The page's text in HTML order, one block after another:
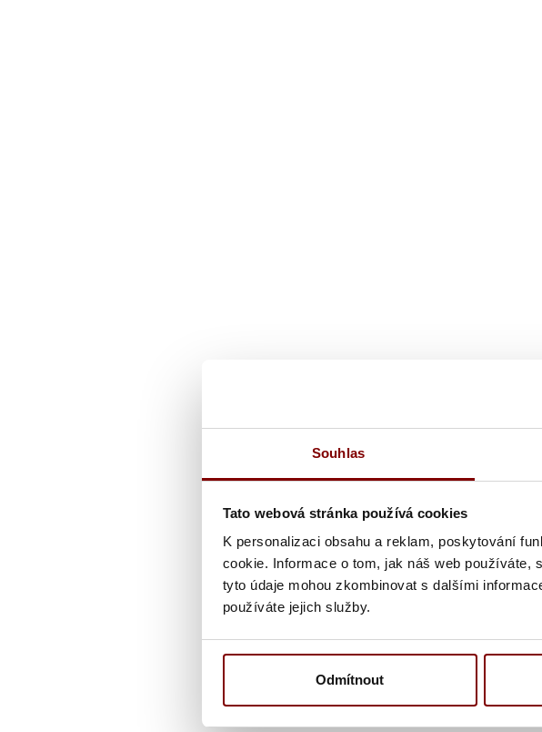
Souhlas
Tato webová stránka používá cookies
K personalizaci obsahu a reklam, poskytování
cookie. Informace o tom, jak náš web
tyto údaje mohou zkombinovat s dalšími
používáte jejich služby.
Odmítnout